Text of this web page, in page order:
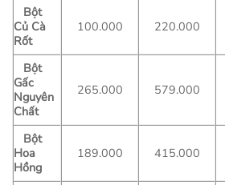
Bột
Củ Cà
Rốt
100.000 220.000
Bột
Gấc
Nguyên
Chất
265.000 579.000
Bột
Hoa
Hồng
189.000 415.000